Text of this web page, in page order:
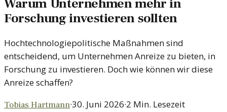
Warum Unternehmen mehr in
Forschung investieren sollten
Hochtechnologiepolitische Maßnahmen sind
entscheidend, um Unternehmen Anreize zu bieten, in
Forschung zu investieren. Doch wie können wir diese
Anreize schaffen?
Tobias Hartmann·30. Juni 2026·2 Min. Lesezeit